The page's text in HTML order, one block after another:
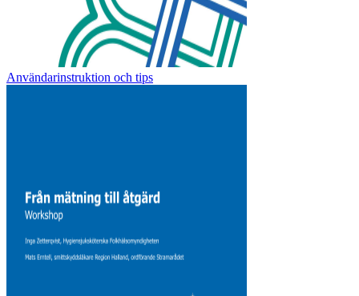
Användarinstruktion och tips